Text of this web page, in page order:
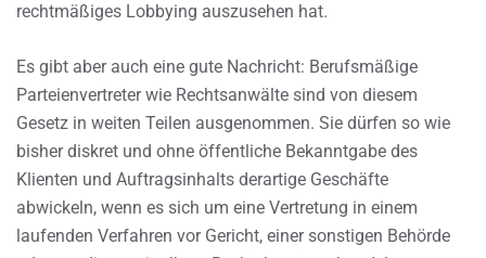
rechtmäßiges Lobbying auszusehen hat.
Es gibt aber auch eine gute Nachricht: Berufsmäßige
Parteienvertreter wie Rechtsanwälte sind von diesem
Gesetz in weiten Teilen ausgenommen. Sie dürfen so wie
bisher diskret und ohne öffentliche Bekanntgabe des
Klienten und Auftragsinhalts derartige Geschäfte
abwickeln, wenn es sich um eine Vertretung in einem
laufenden Verfahren vor Gericht, einer sonstigen Behörde